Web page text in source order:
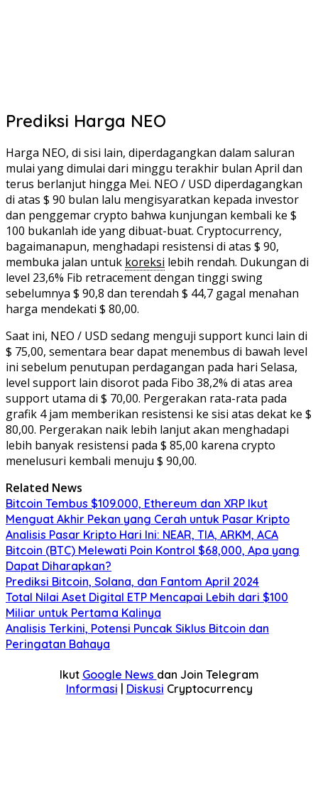
Prediksi Harga NEO
Harga NEO, di sisi lain, diperdagangkan dalam saluran
mulai yang dimulai dari minggu terakhir bulan April dan
terus berlanjut hingga Mei. NEO / USD diperdagangkan
di atas $ 90 bulan lalu mengisyaratkan kepada investor
dan penggemar crypto bahwa kunjungan kembali ke $
100 bukanlah ide yang dibuat-buat. Cryptocurrency,
bagaimanapun, menghadapi resistensi di atas $ 90,
membuka jalan untuk koreksi lebih rendah. Dukungan di
level 23,6% Fib retracement dengan tinggi swing
sebelumnya $ 90,8 dan terendah $ 44,7 gagal menahan
harga mendekati $ 80,00.
Saat ini, NEO / USD sedang menguji support kunci lain di
$ 75,00, sementara bear dapat menembus di bawah level
ini sebelum penutupan perdagangan pada hari Selasa,
level support lain disorot pada Fibo 38,2% di atas area
support utama di $ 70,00. Pergerakan rata-rata pada
grafik 4 jam memberikan resistensi ke sisi atas dekat ke $
80,00. Pergerakan naik lebih lanjut akan menghadapi
lebih banyak resistensi pada $ 85,00 karena crypto
menelusuri kembali menuju $ 90,00.
Related News
Bitcoin Tembus $109.000, Ethereum dan XRP Ikut
Menguat Akhir Pekan yang Cerah untuk Pasar Kripto
Analisis Pasar Kripto Hari Ini: NEAR, TIA, ARKM, ACA
Bitcoin (BTC) Melewati Poin Kontrol $68,000, Apa yang
Dapat Diharapkan?
Prediksi Bitcoin, Solana, dan Fantom April 2024
Total Nilai Aset Digital ETP Mencapai Lebih dari $100
Miliar untuk Pertama Kalinya
Analisis Terkini, Potensi Puncak Siklus Bitcoin dan
Peringatan Bahaya
Ikut Google News dan Join Telegram
Informasi | Diskusi Cryptocurrency